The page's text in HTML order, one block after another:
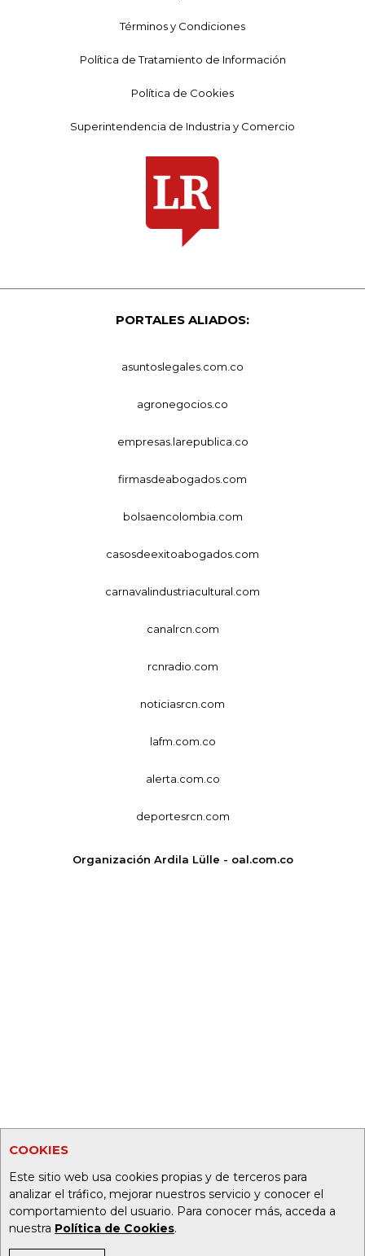
COOKIES
Este sitio web usa cookies propias y de terceros para
analizar el tráfico, mejorar nuestros servicio y conocer el
comportamiento del usuario. Para conocer más, acceda a
nuestra Política de Cookies.
Términos y Condiciones
Política de Tratamiento de Información
Política de Cookies
Superintendencia de Industria y Comercio
PORTALES ALIADOS:
asuntoslegales.com.co
agronegocios.co
empresas.larepublica.co
firmasdeabogados.com
bolsaencolombia.com
casosdeexitoabogados.com
carnavalindustriacultural.com
canalrcn.com
rcnradio.com
noticiasrcn.com
lafm.com.co
alerta.com.co
deportesrcn.com
Organización Ardila Lülle - oal.com.co